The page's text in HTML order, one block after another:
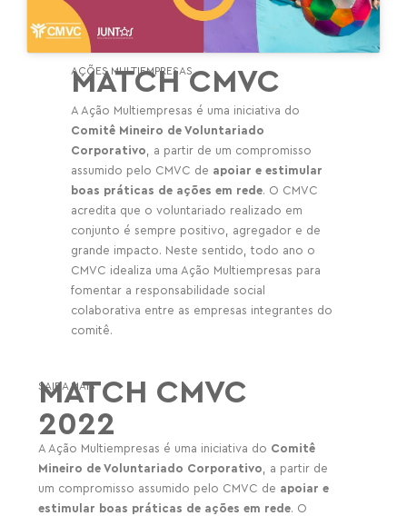
AÇÕES MULTIEMPRESAS
MATCH CMVC
A Ação Multiempresas é uma iniciativa do
Comitê Mineiro de Voluntariado
Corporativo , a partir de um compromisso
assumido pelo CMVC de apoiar e estimular
boas práticas de ações em rede. O CMVC
acredita que o voluntariado realizado em
conjunto é sempre positivo, agregador e de
grande impacto. Neste sentido, todo ano o
CMVC idealiza uma Ação Multiempresas para
fomentar a responsabilidade social
colaborativa entre as empresas integrantes do
comitê.
SAIBA MAIS
MATCH CMVC
2022
A Ação Multiempresas é uma iniciativa do Comitê
Mineiro de Voluntariado Corporativo , a partir de
um compromisso assumido pelo CMVC de apoiar e
estimular boas práticas de ações em rede. O